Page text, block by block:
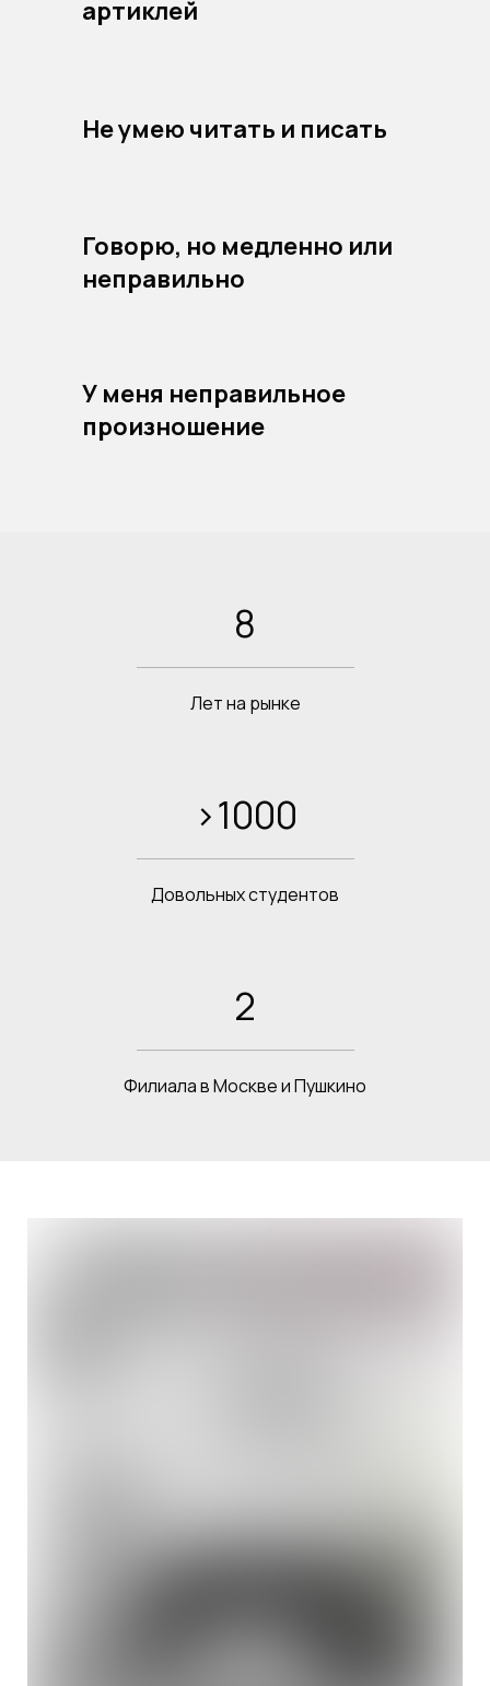
артиклей
Не умею читать и писать
Говорю, но медленно или
неправильно
У меня неправильное
произношение
8
Лет на рынке
>1000
Довольных студентов
2
Филиала в Москве и Пушкино